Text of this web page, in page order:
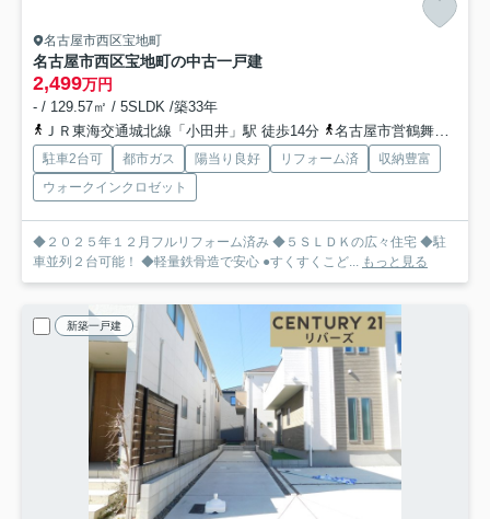
名古屋市西区宝地町
名古屋市西区宝地町の中古一戸建
2,499万円
- / 129.57㎡ / 5SLDK /築33年
ＪＲ東海交通城北線「小田井」駅 徒歩14分
名古屋市営鶴舞線「庄内緑地公園」駅 徒歩18分
駐車2台可 都市ガス 陽当り良好 リフォーム済
収納豊富
ウォークインクロゼット
◆２０２５年１２月フルリフォーム済み ◆５ＳＬＤＫの広々住宅 ◆駐
車並列２台可能！ ◆軽量鉄骨造で安心 ●すくすくこど... もっと見る
新築一戸建